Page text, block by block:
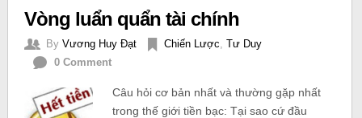
Vòng luẩn quẩn tài chính
By Vương Huy Đạt Chiến Lược Tư Duy
0 Comment
Câu hỏi cơ bản nhất và thường gặp nhất
trong thế giới tiền bạc: Tại sao cứ đầu